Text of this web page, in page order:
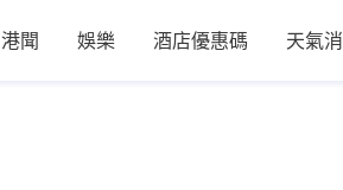
港聞 娛樂 酒店優惠碼 天氣